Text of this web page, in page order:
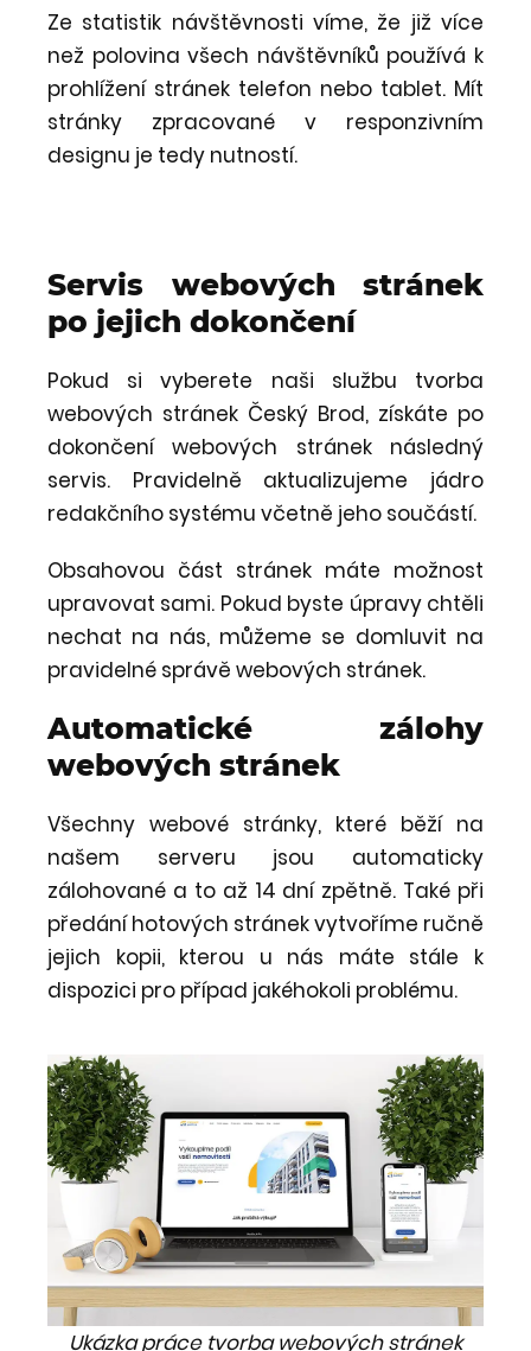
Ze statistik návštěvnosti víme, že již více
než polovina všech návštěvníků používá k
prohlížení stránek telefon nebo tablet. Mít
stránky zpracované v responzivním
designu je tedy nutností.
Servis webových stránek
po jejich dokončení
Pokud si vyberete naši službu tvorba
webových stránek Český Brod, získáte po
dokončení webových stránek následný
servis. Pravidelně aktualizujeme jádro
redakčního systému včetně jeho součástí.
Obsahovou část stránek máte možnost
upravovat sami. Pokud byste úpravy chtěli
nechat na nás, můžeme se domluvit na
pravidelné správě webových stránek.
Automatické zálohy
webových stránek
Všechny webové stránky, které běží na
našem serveru jsou automaticky
zálohované a to až 14 dní zpětně. Také při
předání hotových stránek vytvoříme ručně
jejich kopii, kterou u nás máte stále k
dispozici pro případ jakéhokoli problému.
Ukázka práce tvorba webových stránek